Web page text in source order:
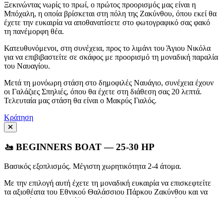
Ξεκινώντας νωρίς το πρωί, ο πρώτος προορισμός μας είναι η
Μπόχαλη, η οποία βρίσκεται στη πόλη της Ζακύνθου, όπου εκεί θα
έχετε την ευκαιρία να αποθανατίσετε στο φωτογραφικό σας φακό
τη πανέμορφη θέα.
Κατευθυνόμενοι, στη συνέχεια, προς το λιμάνι του Άγιου Νικόλα
για να επιβιβαστείτε σε σκάφος με προορισμό τη μοναδική παραλία
του Ναυαγίου.
Μετά τη μονόωρη στάση στο δημοφιλές Ναυάγιο, συνέχεια έχουν
οι Γαλάζιες Σπηλιές, όπου θα έχετε στη διάθεση σας 20 λεπτά.
Τελευταία μας στάση θα είναι ο Μακρύς Γιαλός.
Κράτηση
🚤 BEGINNERS BOAT — 25-30 HP
Βασικός εξοπλισμός. Μέγιστη χωρητικότητα 2-4 άτομα.
Με την επιλογή αυτή έχετε τη μοναδική ευκαιρία να επισκεφτείτε
τα αξιοθέατα του Εθνικού Θαλάσσιου Πάρκου Ζακύνθου και να